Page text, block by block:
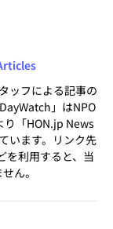
ッフによる記事の
」はNPO
「HON.jp News
います。リンク先
を利用すると、当
ん。